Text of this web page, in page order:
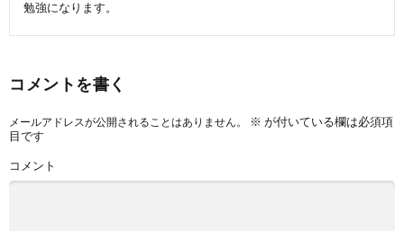
勉強になります。
コメントを書く
メールアドレスが公開されることはありません。 ※ が付いている欄は必須項
目です
コメント